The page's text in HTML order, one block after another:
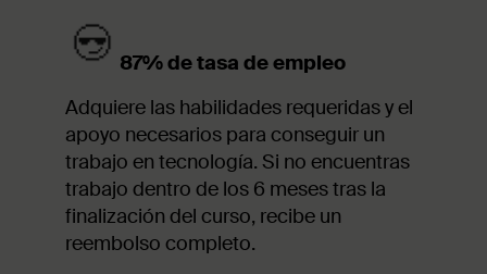
87% de tasa de empleo
Adquiere las habilidades requeridas y el
apoyo necesarios para conseguir un
trabajo en tecnología. Si no encuentras
trabajo dentro de los 6 meses tras la
finalización del curso, recibe un
reembolso completo.